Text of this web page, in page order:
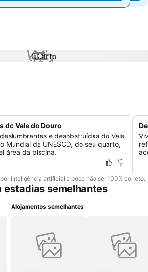
1 / 1
do Vale do Douro
e desobstruídas do Vale
Mundial da UNESCO, do seu quarto,
área da piscina.
inteligência artificial e pode não ser 100% correto.
estadias semelhantes
Alojamentos semelhantes